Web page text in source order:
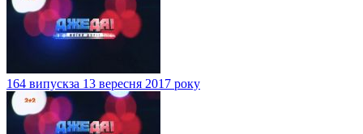
164 випускза 13 вересня 2017 року